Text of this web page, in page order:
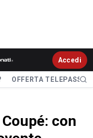
Accedi
OFFERTA TELEPASS
con